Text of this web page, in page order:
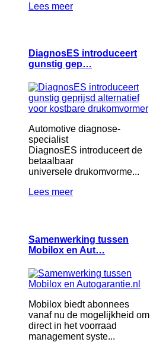
Lees meer
DiagnosES introduceert
gunstig gep…
Automotive diagnose-
specialist
DiagnosES introduceert de
betaalbaar
universele drukomvorme...
Lees meer
Samenwerking tussen
Mobilox en Aut…
Mobilox biedt abonnees
vanaf nu de mogelijkheid om
direct in het voorraad
management syste...